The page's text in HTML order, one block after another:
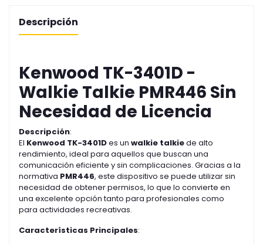
Descripción
Kenwood TK-3401D -
Walkie Talkie PMR446 Sin
Necesidad de Licencia
Descripción:
El Kenwood TK-3401Des un walkie talkiede alto
rendimiento, ideal para aquellos que buscan una
comunicación eficiente y sin complicaciones. Gracias a la
normativa PMR446, este dispositivo se puede utilizar sin
necesidad de obtener permisos, lo que lo convierte en
una excelente opción tanto para profesionales como
para actividades recreativas.
Características Principales: